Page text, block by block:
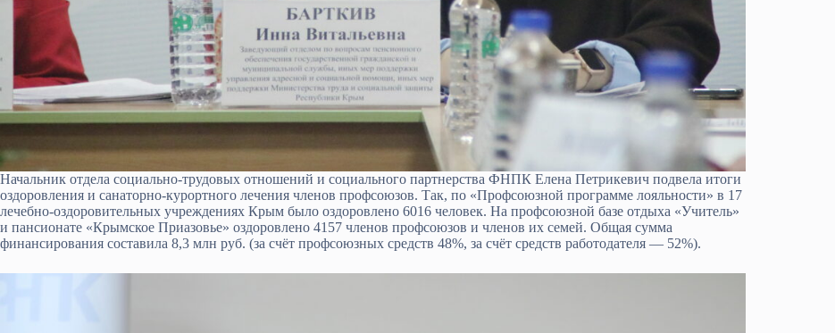
Начальник отдела социально-трудовых отношений и социального партнерства ФНПК Елена Петрикевич подвела итоги
оздоровления и санаторно-курортного лечения членов профсоюзов. Так, по «Профсоюзной программе лояльности» в 17
лечебно-оздоровительных учреждениях Крым было оздоровлено 6016 человек. На профсоюзной базе отдыха «Учитель»
и пансионате «Крымское Приазовье» оздоровлено 4157 членов профсоюзов и членов их семей. Общая сумма
финансирования составила 8,3 млн руб. (за счёт профсоюзных средств 48%, за счёт средств работодателя — 52%).